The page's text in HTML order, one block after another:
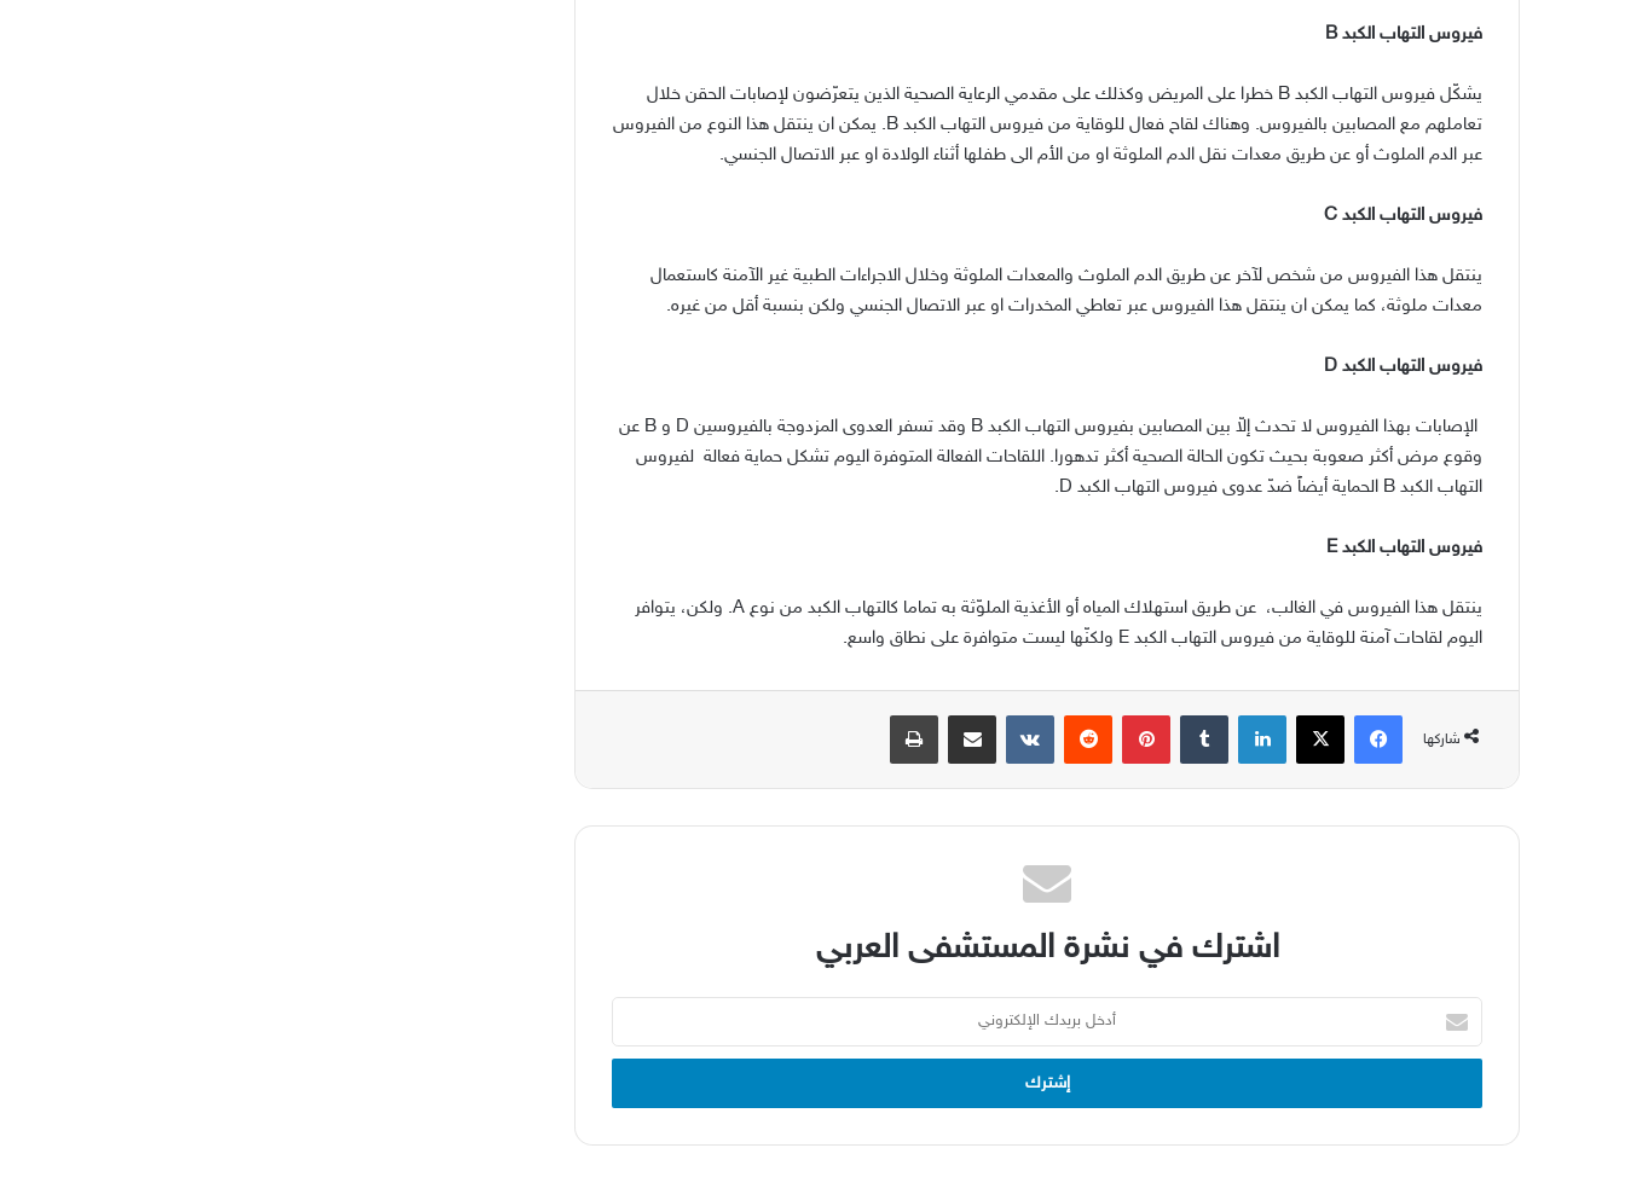
فيروس التهاب الكبد B
يشكّل فيروس التهاب الكبد B خطرا على المريض وكذلك على مقدمي الرعاية الصحية الذين يتعرّضون لإصابات الحقن خلال
تعاملهم مع المصابين بالفيروس. وهناك لقاح فعال للوقاية من فيروس التهاب الكبد B. يمكن ان ينتقل هذا النوع من الفيروس
عبر الدم الملوث أو عن طريق معدات نقل الدم الملوثة او من الأم الى طفلها أثناء الولادة او عبر الاتصال الجنسي.
فيروس التهاب الكبد C
ينتقل هذا الفيروس من شخص لآخر عن طريق الدم الملوث والمعدات الملوثة وخلال الاجراءات الطبية غير الآمنة كاستعمال
معدات ملوثة، كما يمكن ان ينتقل هذا الفيروس عبر تعاطي المخدرات او عبر الاتصال الجنسي ولكن بنسبة أقل من غيره.
فيروس التهاب الكبد D
الإصابات بهذا الفيروس لا تحدث إلاّ بين المصابين بفيروس التهاب الكبد B وقد تسفر العدوى المزدوجة بالفيروسين D و B عن
وقوع مرض أكثر صعوبة بحيث تكون الحالة الصحية أكثر تدهورا. اللقاحات الفعالة المتوفرة اليوم تشكل حماية فعالة لفيروس
التهاب الكبد B الحماية أيضاً ضدّ عدوى فيروس التهاب الكبد D.
فيروس التهاب الكبد E
ينتقل هذا الفيروس في الغالب، عن طريق استهلاك المياه أو الأغذية الملوّثة به تماما كالتهاب الكبد من نوع A. ولكن، يتوافر
اليوم لقاحات آمنة للوقاية من فيروس التهاب الكبد E ولكنّها ليست متوافرة على نطاق واسع.
شاركها
فيسبوك‫X لينكدإن بينتيريست مشاركة عبر البريد طباعة
اشترك في نشرة المستشفى العربي
أدخل
بريدك
الإلكتروني